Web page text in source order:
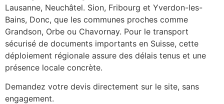
Lausanne, Neuchâtel. Sion, Fribourg et Yverdon-les-
Bains, Donc, que les communes proches comme
Grandson, Orbe ou Chavornay. Pour le transport
sécurisé de documents importants en Suisse, cette
déploiement régionale assure des délais tenus et une
présence locale concrète.
Demandez votre devis directement sur le site, sans
engagement.